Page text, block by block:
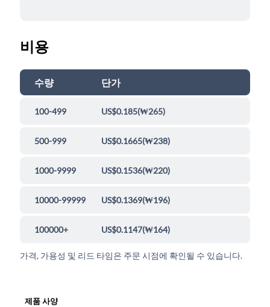
비용
수량 단가
100-499 US$0.185(₩265)
500-999 US$0.1665(₩238)
1000-9999 US$0.1536(₩220)
10000-99999 US$0.1369(₩196)
100000+ US$0.1147(₩164)
가격, 가용성 및 리드 타임은 주문 시점에 확인될 수 있습니다.
제품 사양